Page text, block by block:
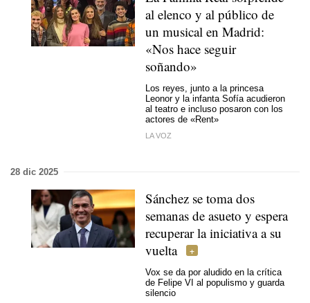
al elenco y al público de
un musical en Madrid:
«Nos hace seguir
soñando»
Los reyes, junto a la princesa
Leonor y la infanta Sofía acudieron
al teatro e incluso posaron con los
actores de «Rent»
LA VOZ
28 dic 2025
Sánchez se toma dos
semanas de asueto y espera
recuperar la iniciativa a su
vuelta
Vox se da por aludido en la crítica
de Felipe VI al populismo y guarda
silencio